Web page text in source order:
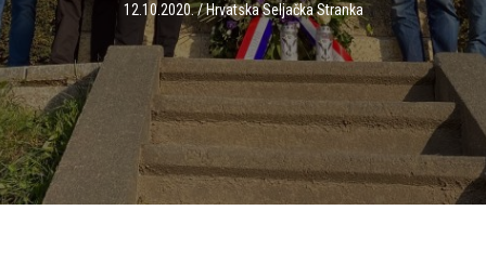
12.10.2020./Hrvatska Seljačka Stranka